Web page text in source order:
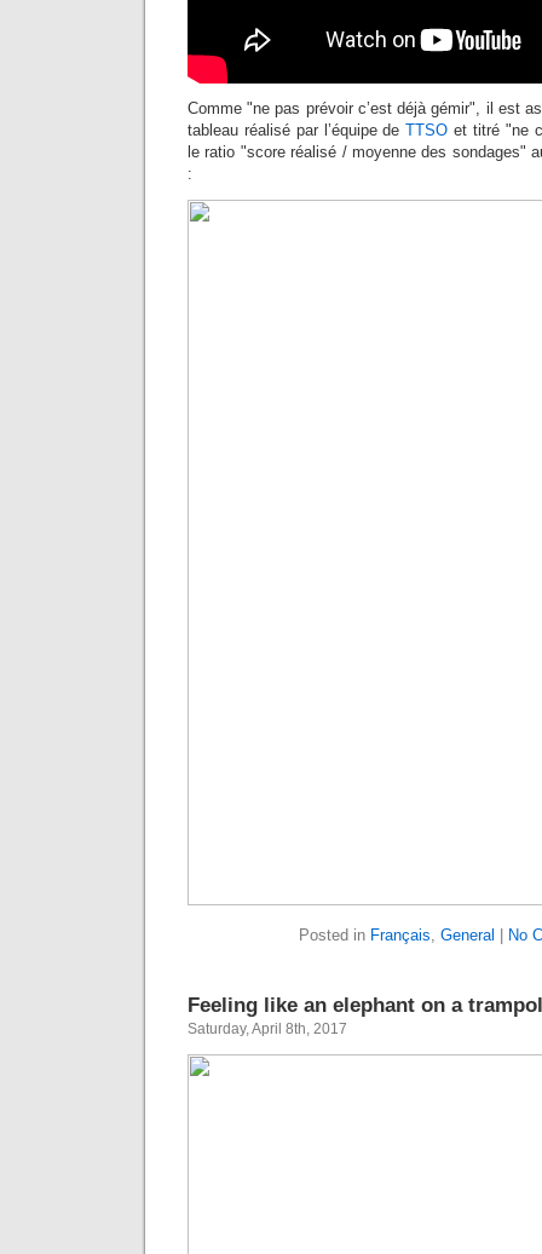
Comme "ne pas prévoir c’est déjà gémir", il est
tableau réalisé par l’équipe deTTSO et titré "ne
le ratio "score réalisé / moyenne des sondages"
:
Posted in Français, General No
Feeling like an elephant on a
Saturday, April 8th, 2017